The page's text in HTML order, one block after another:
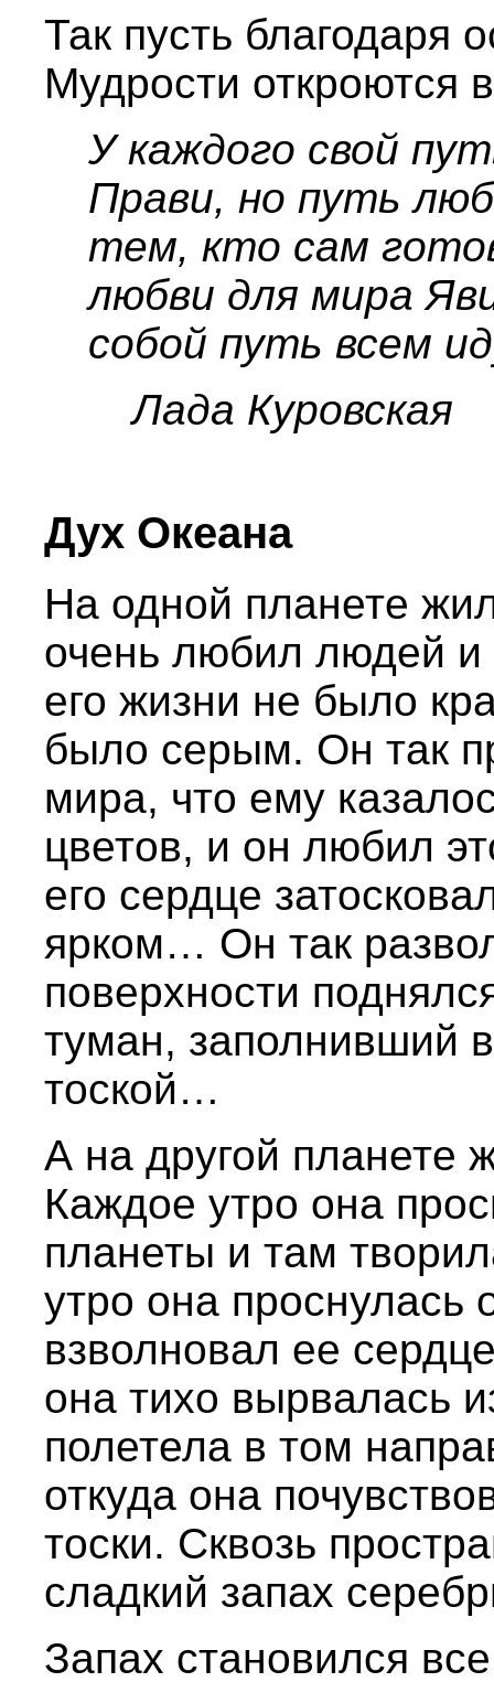
Так пусть
Мудрости откроются
У каждого свой
Прави, но путь
тем, кто сам
любви для мира
собой путь всем
Лада Куровская
Дух Океана
На одной планете
очень любил людей
его жизни не было
было серым. Он так
мира, что ему
цветов, и он любил
его сердце
ярком… Он так
поверхности
туман, заполнивший
тоской…
А на другой планете
Каждое утро она
планеты и там
утро она проснулась
взволновал ее
она тихо вырвалась
полетела в том
откуда она
тоски. Сквозь
сладкий запах
Запах становился